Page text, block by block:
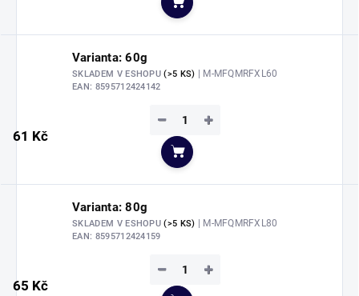
Do košíku
Varianta: 60g
SKLADEM V ESHOPU(>5 KS) | M-MFQMRFXL60
EAN: 8595712424142
61 Kč
+
−
Do košíku
Varianta: 80g
SKLADEM V ESHOPU(>5 KS) | M-MFQMRFXL80
EAN: 8595712424159
65 Kč
+
−